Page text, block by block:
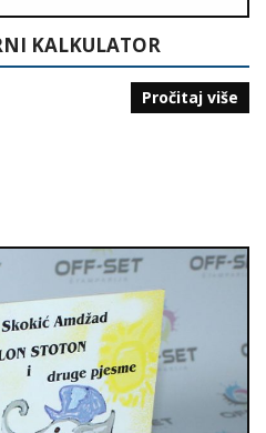
KALKULATOR
Pročitaj više